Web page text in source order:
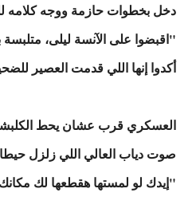
دخل بخطوات حازمة ووجه كلامه
"اقبضوا على الآنسة ليلى، متلبسة
أكدوا إنها اللي قدمت العصير
العسكري قرب عشان يحط
صوت دياب العالي اللي زلزل
"إيدك لو لمستها هقطعها لك